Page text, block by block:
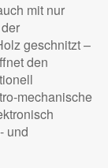
mit nur
geschnitzt –
den
mechanische
und